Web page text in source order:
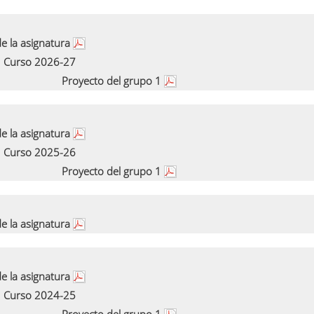
la asignatura
Curso 2026-27
Proyecto del grupo 1
la asignatura
Curso 2025-26
Proyecto del grupo 1
la asignatura
la asignatura
Curso 2024-25